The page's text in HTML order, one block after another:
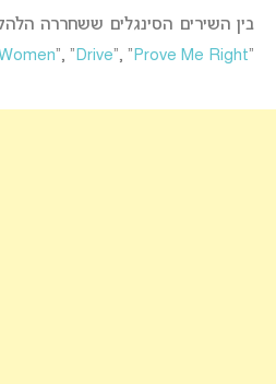
בין השירים הסינגלים ששחררה
“
“, “ Drive“, “ Prove Me Right